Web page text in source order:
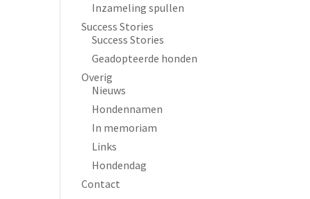
Inzameling spullen
Success Stories
Success Stories
Geadopteerde honden
Overig
Nieuws
Hondennamen
In memoriam
Links
Hondendag
Contact